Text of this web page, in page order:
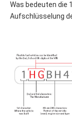
Was bedeuten die
Aufschlüsselung